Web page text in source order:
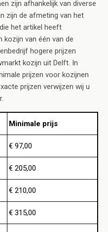
zijn afhankelijk van diverse
zijn de afmeting van het
het artikel heeft
kozijn van één van de
hogere prijzen
kozijn uit Delft. In
prijzen voor kozijnen
prijzen verwijzen wij u
Minimale prijs
€ 97,00
€ 205,00
€ 210,00
€ 315,00